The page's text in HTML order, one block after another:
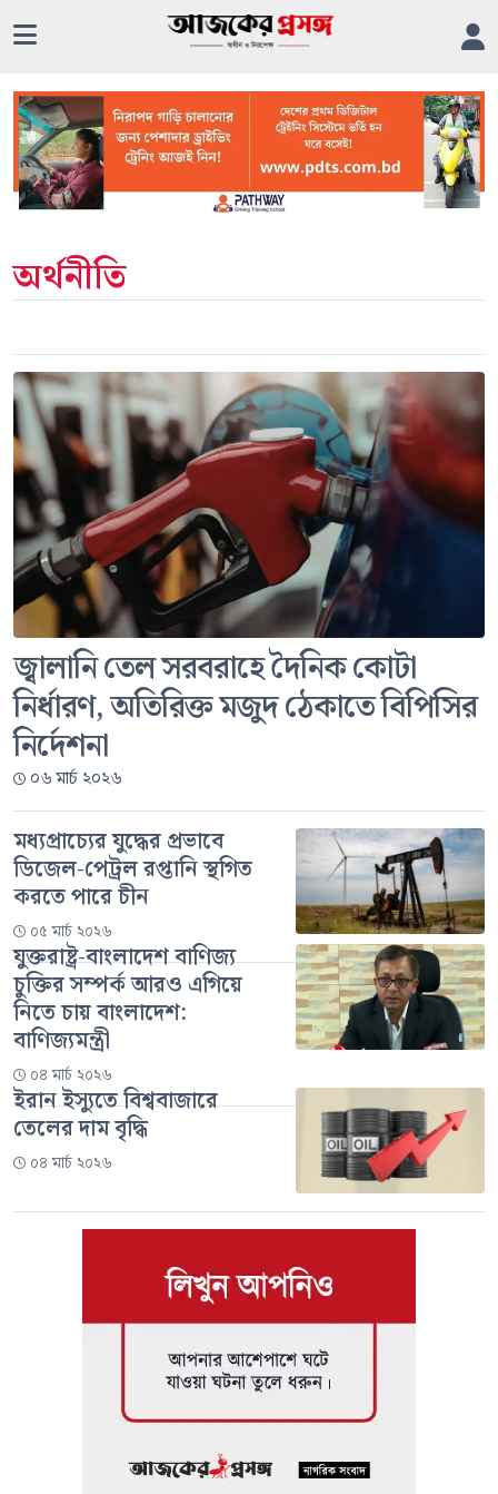
অর্থনীতি
জ্বালানি তেল সরবরাহে দৈনিক কোটা
নির্ধারণ, অতিরিক্ত মজুদ ঠেকাতে বিপিসির
নির্দেশনা
০৬ মার্চ ২০২৬
মধ্যপ্রাচ্যের যুদ্ধের প্রভাবে
ডিজেল-পেট্রল রপ্তানি স্থগিত
করতে পারে চীন
০৫ মার্চ ২০২৬
যুক্তরাষ্ট্র-বাংলাদেশ বাণিজ্য
চুক্তির সম্পর্ক আরও এগিয়ে
নিতে চায় বাংলাদেশ:
বাণিজ্যমন্ত্রী
০৪ মার্চ ২০২৬
ইরান ইস্যুতে বিশ্ববাজারে
তেলের দাম বৃদ্ধি
০৪ মার্চ ২০২৬